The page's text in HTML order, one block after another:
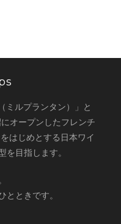
ルプランタン）」と
オープンしたフレンチ
はじめとする日本ワイ
を目指します。
とときです。